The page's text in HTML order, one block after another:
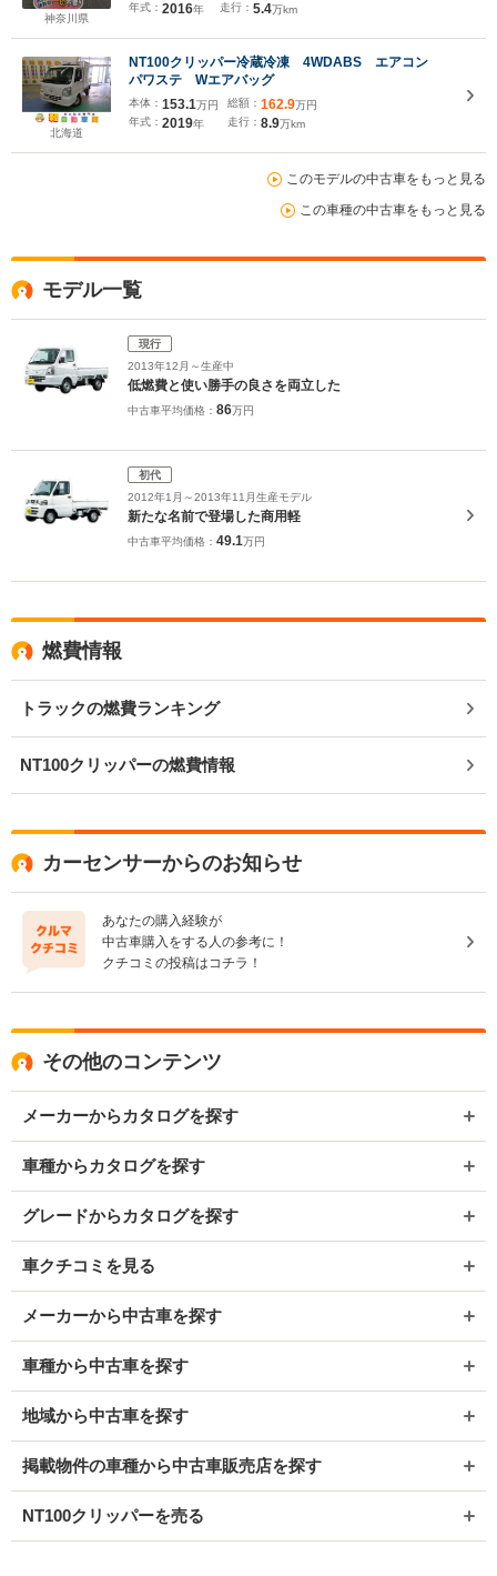
神奈川県
年式： 2016年
走行： 5.4万km
北海道
NT100クリッパー冷蔵冷凍 4WDABS エアコン
パワステ Wエアバッグ
本体： 153.1万円
年式： 2019年
総額： 162.9万円
走行： 8.9万km
このモデルの中古車をもっと見る
この車種の中古車をもっと見る
モデル一覧
現行
2013年12月～生産中
低燃費と使い勝手の良さを両立した
中古車平均価格： 86万円
初代
2012年1月～2013年11月生産モデル
新たな名前で登場した商用軽
中古車平均価格： 49.1万円
燃費情報
トラックの燃費ランキング
NT100クリッパーの燃費情報
カーセンサーからのお知らせ
あなたの購入経験が
中古車購入をする人の参考に！
クチコミの投稿はコチラ！
その他のコンテンツ
メーカーからカタログを探す
車種からカタログを探す
グレードからカタログを探す
車クチコミを見る
メーカーから中古車を探す
車種から中古車を探す
地域から中古車を探す
掲載物件の車種から中古車販売店を探す
NT100クリッパーを売る